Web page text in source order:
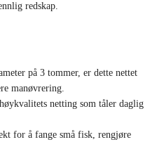
redskap.
på 3 tommer, er dette nettet
manøvrering.
netting som tåler daglig
for å fange små fisk, rengjøre